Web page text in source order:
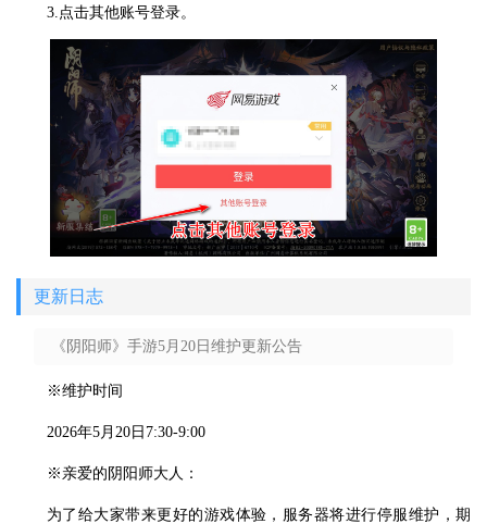
3.点击其他账号登录。
更新日志
《阴阳师》手游5月20日维护更新公告
※维护时间
2026年5月20日7:30-9:00
※亲爱的阴阳师大人：
为了给大家带来更好的游戏体验，服务器将进行停服维护，期